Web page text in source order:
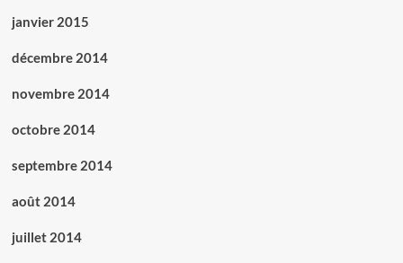
janvier 2015
décembre 2014
novembre 2014
octobre 2014
septembre 2014
août 2014
juillet 2014